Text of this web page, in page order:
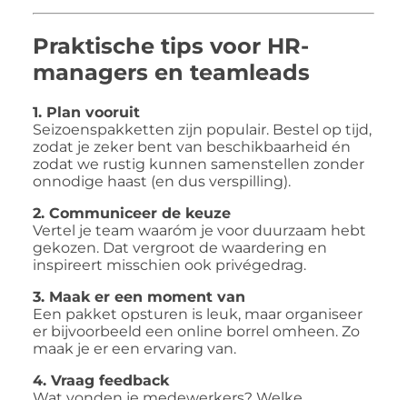
Praktische tips voor HR-
managers en teamleads
1. Plan vooruit
Seizoenspakketten zijn populair. Bestel op tijd,
zodat je zeker bent van beschikbaarheid én
zodat we rustig kunnen samenstellen zonder
onnodige haast (en dus verspilling).
2. Communiceer de keuze
Vertel je team waaróm je voor duurzaam hebt
gekozen. Dat vergroot de waardering en
inspireert misschien ook privégedrag.
3. Maak er een moment van
Een pakket opsturen is leuk, maar organiseer
er bijvoorbeeld een online borrel omheen. Zo
maak je er een ervaring van.
4. Vraag feedback